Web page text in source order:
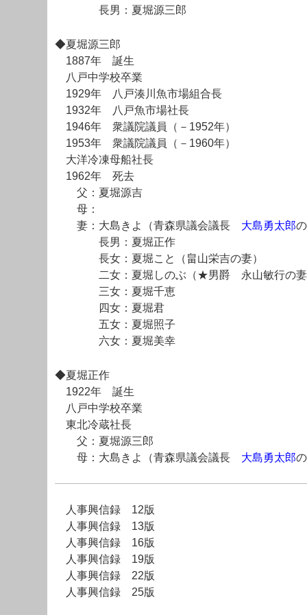
長男：夏堀源三郎
◆夏堀源三郎
1887年 誕生
八戸中学校卒業
1929年 八戸湊川魚市場組合長
1932年 八戸魚市場社長
1946年 衆議院議員（－1952年）
1953年 衆議院議員（－1960年）
大洋冷凍母船社長
1962年 死去
父：夏堀源吉
母：
妻：大島きよ（青森県議会議長 大島勇太郎
長男：夏堀正作
長女：夏堀こと（畠山栄吉の妻）
二女：夏堀しのぶ（★男爵 永山敏行の妻
三女：夏堀千恵
四女：夏堀君
五女：夏堀照子
六女：夏堀美幸
◆夏堀正作
1922年 誕生
八戸中学校卒業
東北冷蔵社長
父：夏堀源三郎
母：大島きよ（青森県議会議長 大島勇太郎
人事興信録 12版
人事興信録 13版
人事興信録 16版
人事興信録 19版
人事興信録 22版
人事興信録 25版